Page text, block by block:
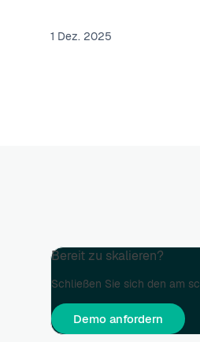
1 Dez. 2025
Bereit zu skalieren?
Schließen Sie sich den am
Demo anfordern